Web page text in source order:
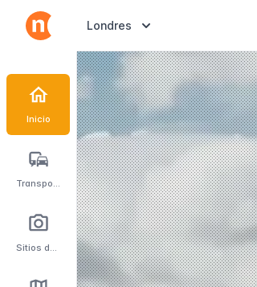
Inicio
Transporte
Sitios de interés
Abrir selector de destinos
Londres